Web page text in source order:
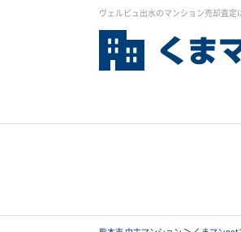
ヴェルビュ出水のマンション売却査定